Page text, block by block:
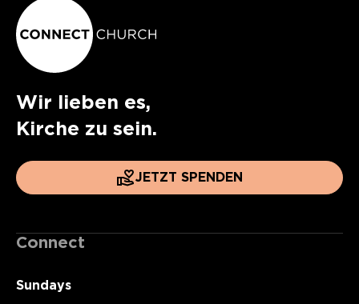
Wir lieben es,
Kirche zu sein.
JETZT SPENDEN
Connect
Sundays